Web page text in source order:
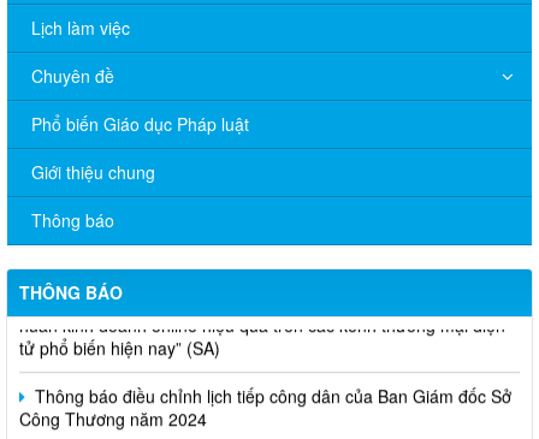
Lịch làm việc
Chuyên đề
Phổ biến Giáo dục Pháp luật
Giới thiệu chung
Thông báo
THÔNG BÁO
V/v đề nghị báo cáo hệ thống phân phối, nhãn hiệu hàng hóa
và hoạt động mua bán khí trên địa bàn tỉnh năm 2025 (nhắc lần
2).
Thông báo bán thanh lý tài sản công theo hình thức chỉ định
Thông báo lựa chọn nhà thầu thực hiện gói thầu: “tổ chức tập
huấn kinh doanh online hiệu quả trên các kênh thương mại điện
tử phổ biến hiện nay” (SA)
Thông báo điều chỉnh lịch tiếp công dân của Ban Giám đốc Sở
Công Thương năm 2024